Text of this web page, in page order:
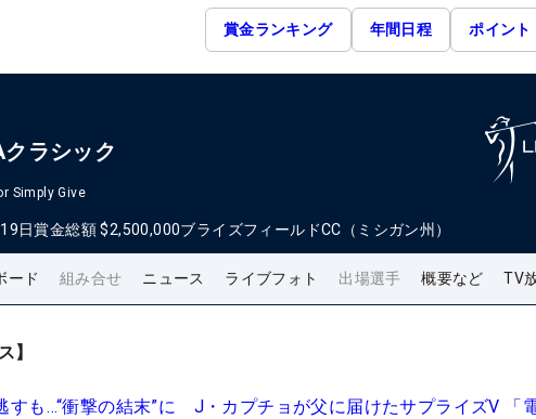
賞金ランキング 年間日程 ポイント
ラシック
Simply Give
日賞金総額 $2,500,000ブライズフィールドCC（ミシガン州）
ード 組み合せ ニュース ライブフォト 出場選手 概要など TV
】
すも…“衝撃の結末”に J・カプチョが父に届けたサプライズV 「